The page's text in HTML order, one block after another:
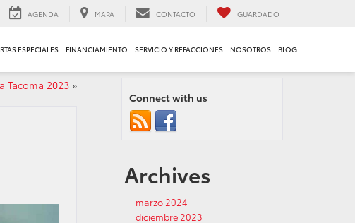
AGENDA MAPA CONTACTO GUARDADO
ESPECIALES FINANCIAMIENTO SERVICIO Y REFACCIONES NOSOTROS BLOG
Tacoma 2023»
Connect with us
Archives
marzo 2024
diciembre 2023